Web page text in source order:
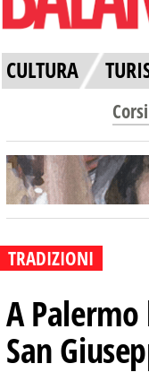
CULTURA
TRADIZIONI
A
San